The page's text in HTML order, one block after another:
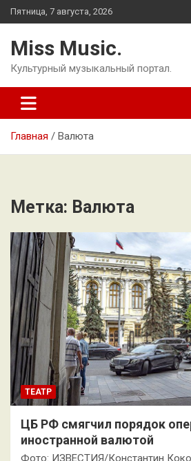
Перейти
к
Пятница, 7 августа, 2026
Miss Music.
Культурный музыкальный портал.
Главная Валюта
Метка: Валюта
ТЕАТР
ЦБ РФ смягчил порядок
иностранной валютой
Фото: ИЗВЕСТИЯ/Константин